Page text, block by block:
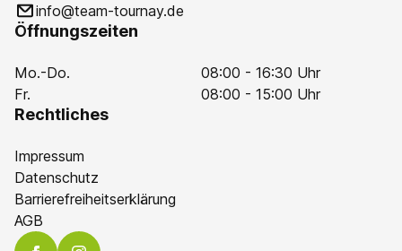
info@team-tournay.de
Öffnungszeiten
Mo.-Do.
08:00 - 16:30 Uhr
Fr.
08:00 - 15:00 Uhr
Rechtliches
Impressum
Datenschutz
Barrierefreiheitserklärung
AGB